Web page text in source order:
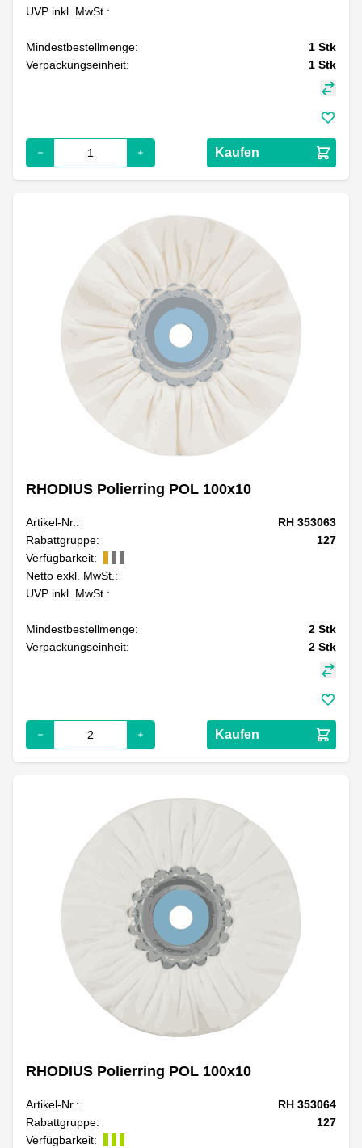
UVP inkl. MwSt.:
Mindestbestellmenge: 1 Stk
Verpackungseinheit:
1 Stk
Kaufen
RHODIUS Polierring POL 100x10
Artikel-Nr.:
RH 353063
Rabattgruppe:
127
Verfügbarkeit:
Netto exkl. MwSt.:
UVP inkl. MwSt.:
Mindestbestellmenge: 2 Stk
Verpackungseinheit:
2 Stk
Kaufen
RHODIUS Polierring POL 100x10
Artikel-Nr.:
RH 353064
Rabattgruppe:
127
Verfügbarkeit: